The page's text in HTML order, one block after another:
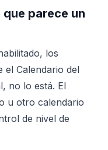
parece un
los
el Calendario del
no lo está. El
u otro calendario
de nivel de